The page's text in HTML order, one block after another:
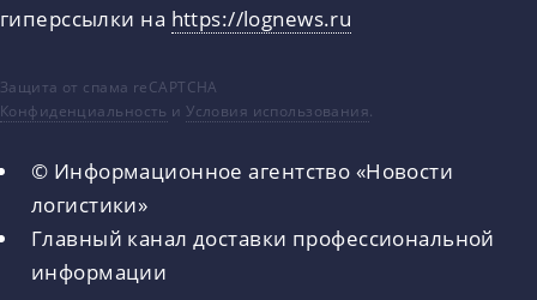
гиперссылки на https://lognews.ru
Защита от спама reCAPTCHA
Конфиденциальность иУсловия использования.
© Информационное агентство «Новости
логистики»
Главный канал доставки профессиональной
информации